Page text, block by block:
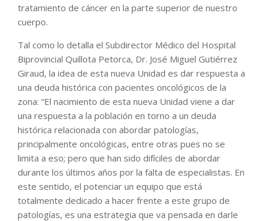
tratamiento de cáncer en la parte superior de nuestro
cuerpo.
Tal como lo detalla el Subdirector Médico del Hospital
Biprovincial Quillota Petorca, Dr. José Miguel Gutiérrez
Giraud, la idea de esta nueva Unidad es dar respuesta a
una deuda histórica con pacientes oncológicos de la
zona: “El nacimiento de esta nueva Unidad viene a dar
una respuesta a la población en torno a un deuda
histórica relacionada con abordar patologías,
principalmente oncológicas, entre otras pues no se
limita a eso; pero que han sido difíciles de abordar
durante los últimos años por la falta de especialistas. En
este sentido, el potenciar un equipo que está
totalmente dedicado a hacer frente a este grupo de
patologías, es una estrategia que va pensada en darle